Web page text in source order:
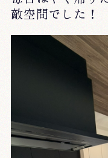
敵空間でした ！